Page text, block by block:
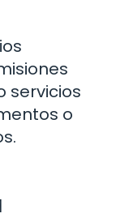
servicios
o